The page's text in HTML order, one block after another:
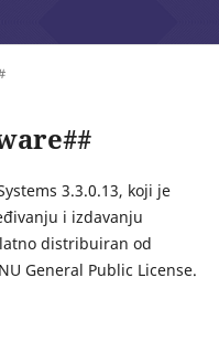
3.3.0.13, koji je
i izdavanju
distribuiran od
General Public License.